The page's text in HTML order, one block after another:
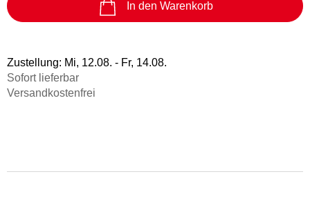
Science Fiction
Taschenbücher
Freida McFadden
Hörbuch Downloads im Bundle
Heinz Strunk
39,99 €
Tagesabreißkalender 2027 -
Kalender
Vergissmeinnicht
Statt 15,74 €
In den Warenkorb
Zustellung: Mi, 12.08. - Fr, 14.08.
Sofort lieferbar
Versandkostenfrei